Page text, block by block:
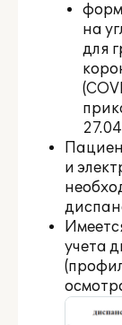
на
для
и
учета